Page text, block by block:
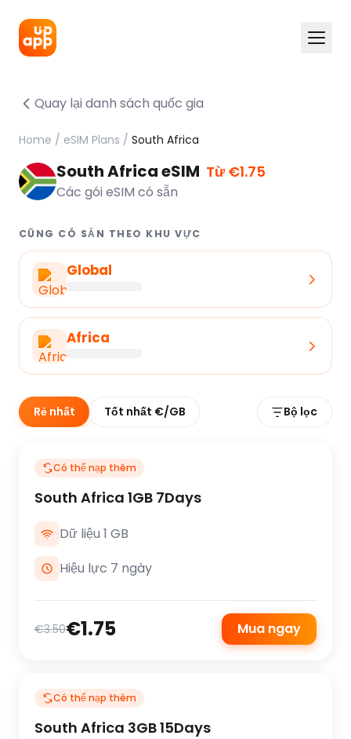
Quay lại danh sách quốc gia
Home / eSIM Plans / South Africa
South Africa eSIM Từ €1.75
Các gói eSIM có sẵn
CŨNG CÓ SẴN THEO KHU VỰC
Global
Africa
Rẻ nhất Tốt nhất €/GB Bộ lọc
Có thể nạp thêm
South Africa 1GB 7Days
Dữ liệu 1 GB
Hiệu lực 7 ngày
€3.50€1.75 Mua ngay
Có thể nạp thêm
South Africa 3GB 15Days